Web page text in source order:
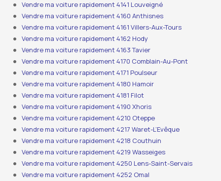
Vendre ma voiture rapidement 4141 Louveigné
Vendre ma voiture rapidement 4160 Anthisnes
Vendre ma voiture rapidement 4161 Villers-Aux-Tours
Vendre ma voiture rapidement 4162 Hody
Vendre ma voiture rapidement 4163 Tavier
Vendre ma voiture rapidement 4170 Comblain-Au-Pont
Vendre ma voiture rapidement 4171 Poulseur
Vendre ma voiture rapidement 4180 Hamoir
Vendre ma voiture rapidement 4181 Filot
Vendre ma voiture rapidement 4190 Xhoris
Vendre ma voiture rapidement 4210 Oteppe
Vendre ma voiture rapidement 4217 Waret-L’Evêque
Vendre ma voiture rapidement 4218 Couthuin
Vendre ma voiture rapidement 4219 Wasseiges
Vendre ma voiture rapidement 4250 Lens-Saint-Servais
Vendre ma voiture rapidement 4252 Omal